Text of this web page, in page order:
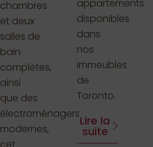
chambres
et deux
salles de
bain
complètes,
ainsi
que des
électroménagers
modernes,
cet
appartements
disponibles
dans
nos
immeubles
de
Toronto.
Lire la
suite